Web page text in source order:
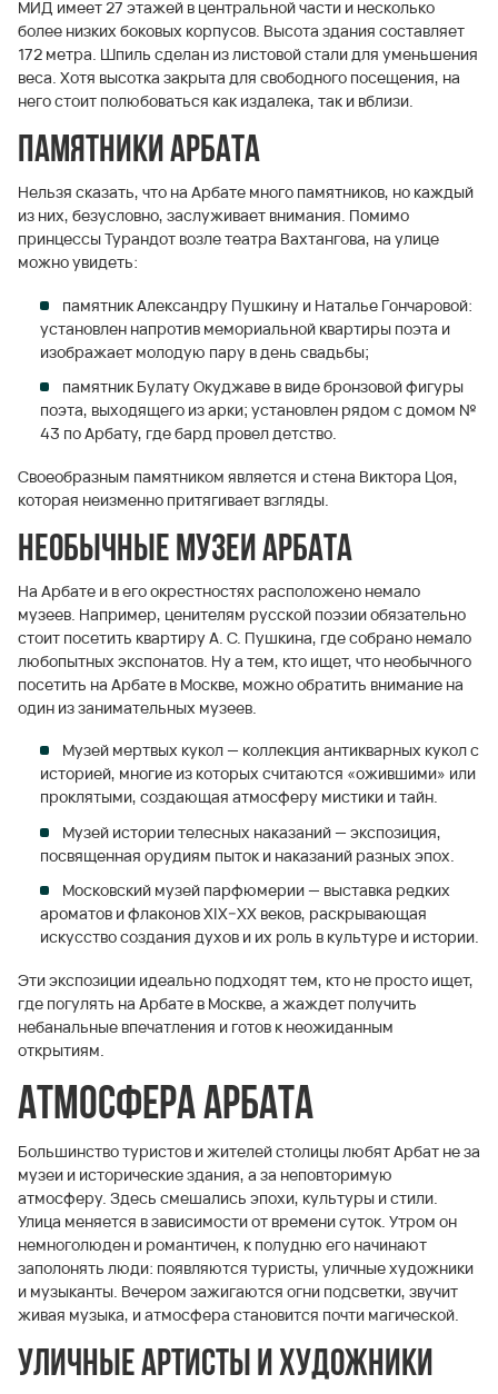
МИД имеет 27 этажей в центральной части и несколько
более низких боковых корпусов. Высота здания составляет
172 метра. Шпиль сделан из листовой стали для уменьшения
веса. Хотя высотка закрыта для свободного посещения, на
него стоит полюбоваться как издалека, так и вблизи.
Памятники Арбата
Нельзя сказать, что на Арбате много памятников, но каждый
из них, безусловно, заслуживает внимания. Помимо
принцессы Турандот возле театра Вахтангова, на улице
можно увидеть:
памятник Александру Пушкину и Наталье Гончаровой:
установлен напротив мемориальной квартиры поэта и
изображает молодую пару в день свадьбы;
памятник Булату Окуджаве в виде бронзовой фигуры
поэта, выходящего из арки; установлен рядом с домом №
43 по Арбату, где бард провел детство.
Своеобразным памятником является и стена Виктора Цоя,
которая неизменно притягивает взгляды.
Необычные музеи Арбата
На Арбате и в его окрестностях расположено немало
музеев. Например, ценителям русской поэзии обязательно
стоит посетить квартиру А. С. Пушкина, где собрано немало
любопытных экспонатов. Ну а тем, кто ищет, что необычного
посетить на Арбате в Москве, можно обратить внимание на
один из занимательных музеев.
Музей мертвых кукол — коллекция антикварных кукол с
историей, многие из которых считаются «ожившими» или
проклятыми, создающая атмосферу мистики и тайн.
Музей истории телесных наказаний — экспозиция,
посвященная орудиям пыток и наказаний разных эпох.
Московский музей парфюмерии — выставка редких
ароматов и флаконов XIX–XX веков, раскрывающая
искусство создания духов и их роль в культуре и истории.
Эти экспозиции идеально подходят тем, кто не просто ищет,
где погулять на Арбате в Москве, а жаждет получить
небанальные впечатления и готов к неожиданным
открытиям.
Атмосфера Арбата
Большинство туристов и жителей столицы любят Арбат не за
музеи и исторические здания, а за неповторимую
атмосферу. Здесь смешались эпохи, культуры и стили.
Улица меняется в зависимости от времени суток. Утром он
немноголюден и романтичен, к полудню его начинают
заполонять люди: появляются туристы, уличные художники
и музыканты. Вечером зажигаются огни подсветки, звучит
живая музыка, и атмосфера становится почти магической.
Уличные артисты и художники